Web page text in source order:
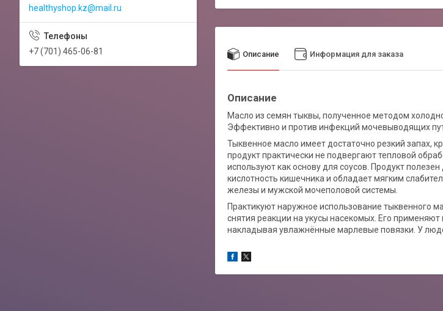
Описание Информация для заказа
Описание
Масло из семян тыквы, полученное методом
Эффективно и против инфекций мочевыводящих
Тыквенное масло имеет достаточно резкий запах,
продукт практически не подвергают тепловой
используют как основу для соусов. Продукт
кислотность кишечника и обладает мягким
железы и мужской мочеполовой системы.
Практикуют наружное использование тыквенного
снятия реакции на укусы насекомых. Его
накладывая увлажнённые марлевые повязки. У
healthyshop.kz@mail.ru
+7 (701) 465-06-81